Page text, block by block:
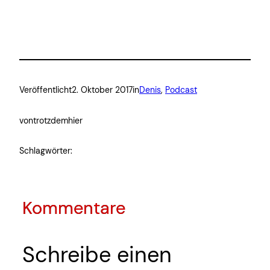
Veröffentlicht2. Oktober 2017inDenis, Podcast
vontrotzdemhier
Schlagwörter:
Kommentare
Schreibe einen